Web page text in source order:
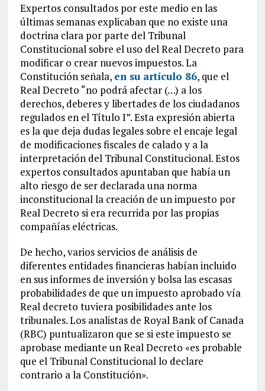
Expertos consultados por este medio en las
últimas semanas explicaban que no existe una
doctrina clara por parte del Tribunal
Constitucional sobre el uso del Real Decreto para
modificar o crear nuevos impuestos. La
Constitución señala, en su artículo 86, que el
Real Decreto “no podrá afectar (…) a los
derechos, deberes y libertades de los ciudadanos
regulados en el Título I”. Esta expresión abierta
es la que deja dudas legales sobre el encaje legal
de modificaciones fiscales de calado y a la
interpretación del Tribunal Constitucional. Estos
expertos consultados apuntaban que había un
alto riesgo de ser declarada una norma
inconstitucional la creación de un impuesto por
Real Decreto si era recurrida por las propias
compañías eléctricas.
De hecho, varios servicios de análisis de
diferentes entidades financieras habían incluido
en sus informes de inversión y bolsa las escasas
probabilidades de que un impuesto aprobado vía
Real decreto tuviera posibilidades ante los
tribunales. Los analistas de Royal Bank of Canada
(RBC) puntualizaron que se si este impuesto se
aprobase mediante un Real Decreto «es probable
que el Tribunal Constitucional lo declare
contrario a la Constitución».